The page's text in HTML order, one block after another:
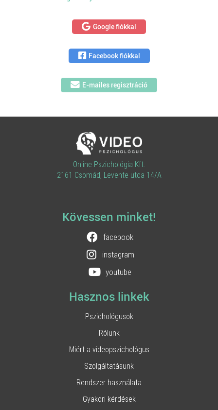
Google fiókkal
Facebook fiókkal
E-mailes regisztráció
Online Pszichológia Kft.
2161 Csomád, Levente utca 14/A
Kövessen minket!
facebook
instagram
youtube
Hasznos linkek
Pszichológusok
Rólunk
Miért a videopszichológus
Szolgáltatásunk
Rendszer használata
Gyakori kérdések